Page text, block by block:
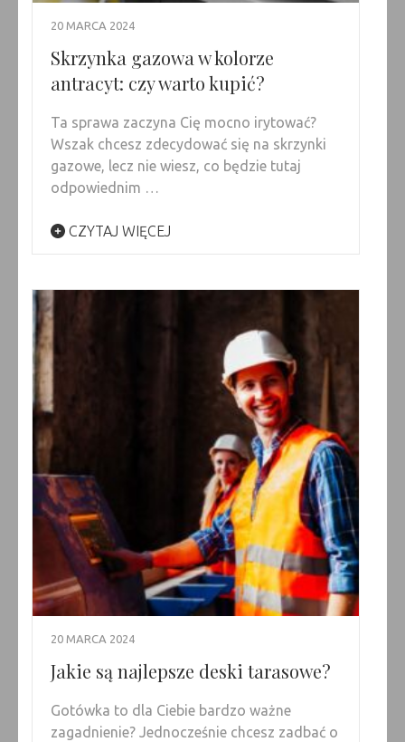
20 MARCA 2024
Skrzynka gazowa w kolorze
antracyt: czy warto kupić?
Ta sprawa zaczyna Cię mocno irytować?
Wszak chcesz zdecydować się na skrzynki
gazowe, lecz nie wiesz, co będzie tutaj
odpowiednim …
CZYTAJ WIĘCEJ
20 MARCA 2024
Jakie są najlepsze deski tarasowe?
Gotówka to dla Ciebie bardzo ważne
zagadnienie? Jednocześnie chcesz zadbać o